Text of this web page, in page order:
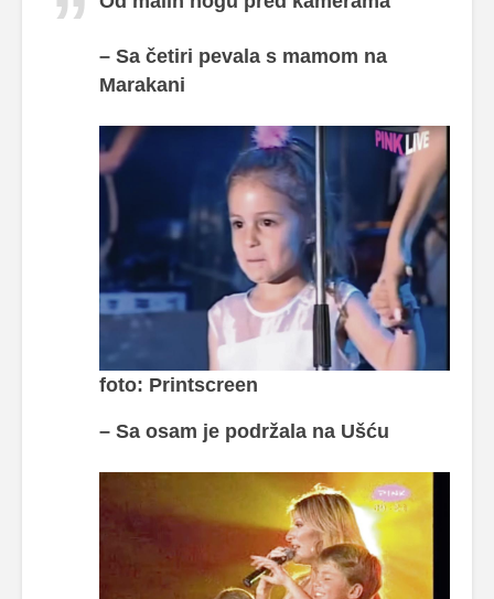
– Sa četiri pevala s mamom na
Marakani
foto: Printscreen
– Sa osam je podržala na Ušću